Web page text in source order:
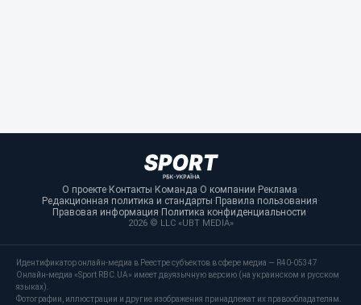
О проекте·Контакты·Команда·О компании·Реклама·
Редакционная политика и стандарты·Правила пользования·
Правовая информация·Политика конфиденциальности·
2026 © LLC «UBT MEDIA»
Идентификатор онлайн-медиа в Реестре субъектов в сфере медиа — R40-05347
Онлайн-медиа «Sport RBC.UA» имеет двуязычную версию (на украинском и русском
языках).
Фотографии, иллюстрации и другие изображения принадлежат их правообладателям.